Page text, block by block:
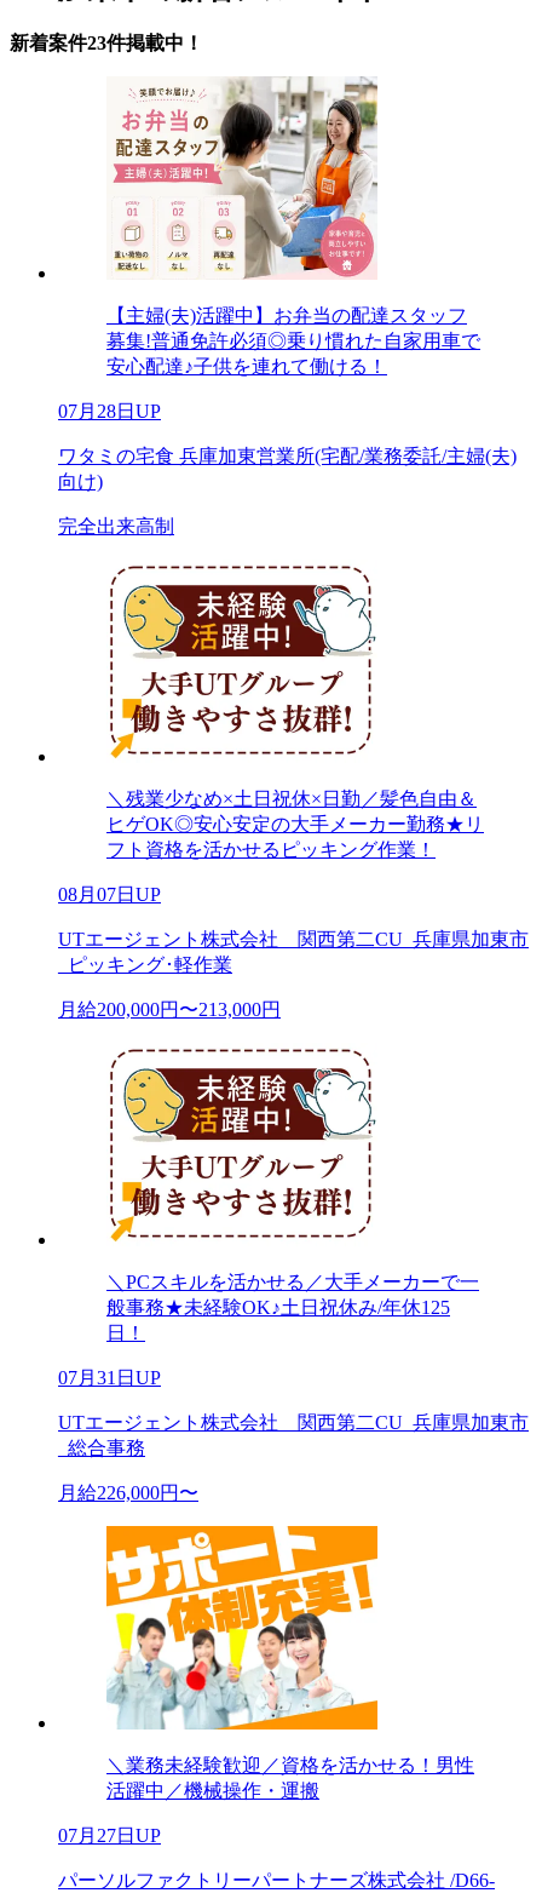
新着案件23件掲載中！
【主婦(夫)活躍中】お弁当の配達スタッフ
募集!普通免許必須◎乗り慣れた自家用車で
安心配達♪子供を連れて働ける！
07月28日UP
ワタミの宅食 兵庫加東営業所(宅配/業務委託/主婦(夫)
向け)
完全出来高制
＼残業少なめ×土日祝休×日勤／髪色自由＆
ヒゲOK◎安心安定の大手メーカー勤務★リ
フト資格を活かせるピッキング作業！
08月07日UP
UTエージェント株式会社 関西第二CU_兵庫県加東市
_ピッキング･軽作業
月給200,000円〜213,000円
＼PCスキルを活かせる／大手メーカーで一
般事務★未経験OK♪土日祝休み/年休125
日！
07月31日UP
UTエージェント株式会社 関西第二CU_兵庫県加東市
_総合事務
月給226,000円〜
＼業務未経験歓迎／資格を活かせる！男性
活躍中／機械操作・運搬
07月27日UP
パーソルファクトリーパートナーズ株式会社 /D66-